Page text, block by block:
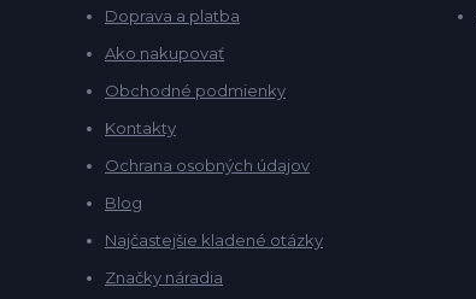
Doprava a platba
Ako nakupovať
Obchodné podmienky
Kontakty
Ochrana osobných údajov
Blog
Najčastejšie kladené otázky
Značky náradia